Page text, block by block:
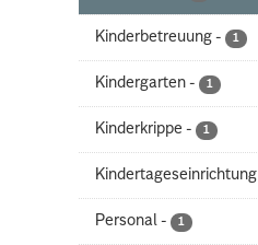
Kinderbetreuung - 1
Kindergarten - 1
Kinderkrippe - 1
Kindertageseinrichtung
Personal - 1